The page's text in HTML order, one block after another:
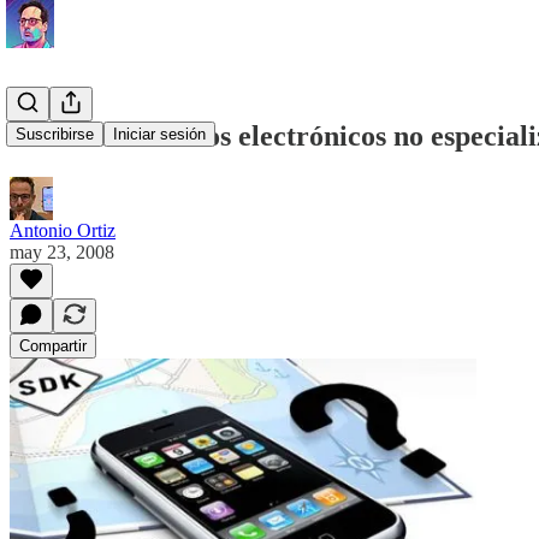
Suscribirse Iniciar sesión
Lectores de libros electrónicos no
Antonio Ortiz
may 23, 2008
Compartir